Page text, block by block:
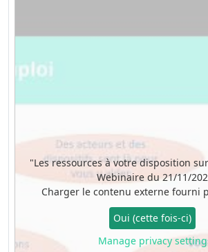
"Les ressources à votre disposition sur
Webinaire du 21/11/
Charger le contenu externe fourni
Oui (cette fois-ci)
Manage privacy